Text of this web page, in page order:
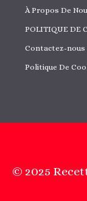
À Propos De
POLITIQUE DE
Contactez-nous
Politique De
© 2025